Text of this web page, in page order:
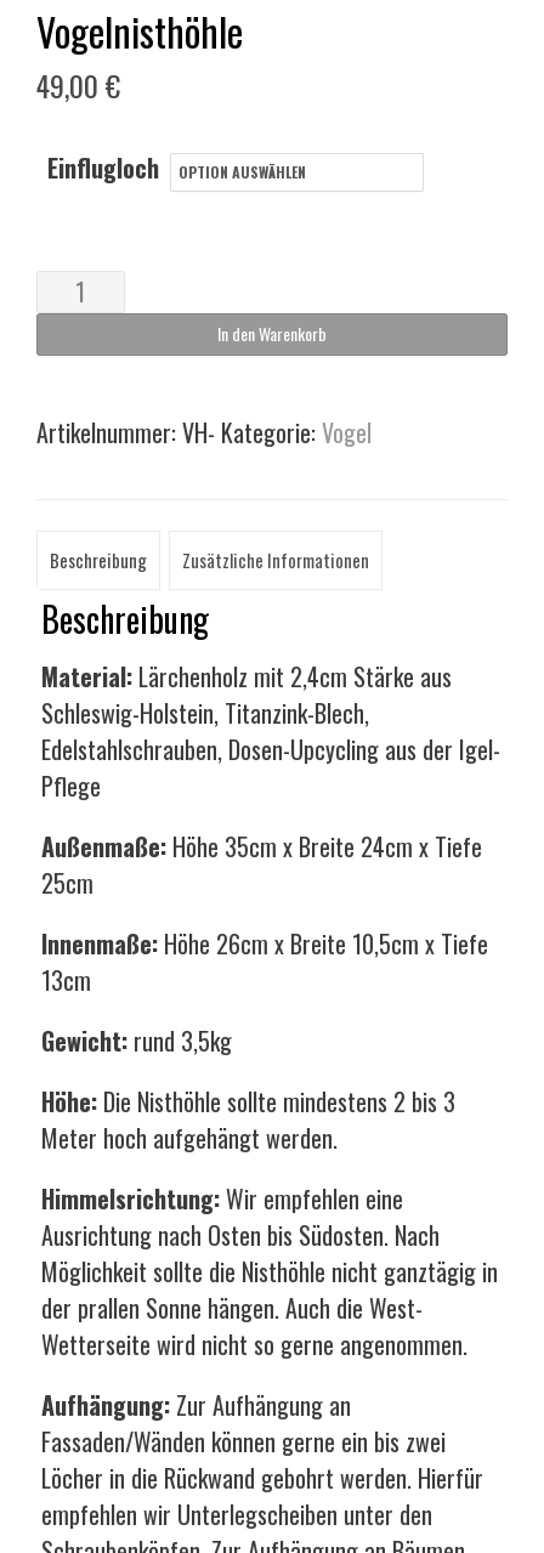
Vogelnisthöhle
49,00€
Einflugloch
Vogelnisthöhle
Menge
In den Warenkorb
Artikelnummer:VH- Kategorie:Vogel
Beschreibung Zusätzliche Informationen
Beschreibung
Material:Lärchenholz mit 2,4cm Stärke aus
Schleswig-Holstein, Titanzink-Blech,
Edelstahlschrauben, Dosen-Upcycling aus der Igel-
Pflege
Außenmaße:Höhe 35cm x Breite 24cm x Tiefe
25cm
Innenmaße:Höhe 26cm x Breite 10,5cm x Tiefe
13cm
Gewicht:rund 3,5kg
Höhe:Die Nisthöhle sollte mindestens 2 bis 3
Meter hoch aufgehängt werden.
Himmelsrichtung:Wir empfehlen eine
Ausrichtung nach Osten bis Südosten. Nach
Möglichkeit sollte die Nisthöhle nicht ganztägig in
der prallen Sonne hängen. Auch die West-
Wetterseite wird nicht so gerne angenommen.
Aufhängung: Zur Aufhängung an
Fassaden/Wänden können gerne ein bis zwei
Löcher in die Rückwand gebohrt werden. Hierfür
empfehlen wir Unterlegscheiben unter den